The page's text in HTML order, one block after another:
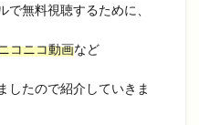
無料視聴するために、
コニコ動画など
したので紹介していきま